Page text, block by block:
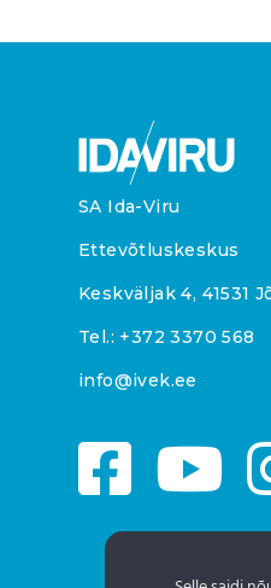
SA Ida-Viru
Ettevõtluskeskus
Keskväljak 4, 41531
Tel.: +372 3370 568
info@ivek.ee